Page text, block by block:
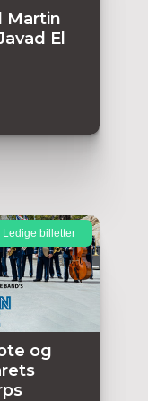
Martin
El
og
Ledige billetter